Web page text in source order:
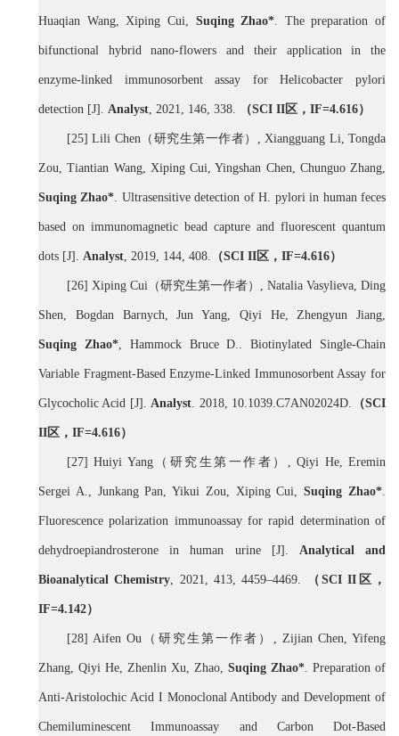
Huaqian Wang, Xiping Cui, Suqing Zhao*. The preparation of
bifunctional hybrid nano-flowers and their application in the
enzyme-linked immunosorbent assay for Helicobacter pylori
detection [J]. Analyst, 2021, 146, 338. （SCI II区， IF=4.616）
[25]Lili Chen（研究生第一作者） , Xiangguang Li, Tongda
Zou, Tiantian Wang, Xiping Cui, Yingshan Chen, Chunguo Zhang,
Suqing Zhao*. Ultrasensitive detection of H. pylori in human feces
based on immunomagnetic bead capture and fluorescent quantum
dots [J]. Analyst, 2019, 144, 408. （SCI II区， IF=4.616）
[26] Xiping Cui （研究生第一作者） , Natalia Vasylieva, Ding
Shen, Bogdan Barnych, Jun Yang, Qiyi He, Zhengyun Jiang,
Suqing Zhao*, Hammock Bruce D.. Biotinylated Single-Chain
Variable Fragment-Based Enzyme-Linked Immunosorbent Assay for
Glycocholic Acid [J].Analyst. 2018, 10.1039.C7AN02024D. （SCI
II区， IF=4.616）
[27] Huiyi Yang（研究生第一作者） , Qiyi He, Eremin
Sergei A., Junkang Pan, Yikui Zou, Xiping Cui,Suqing Zhao*.
Fluorescence polarization immunoassay for rapid determination of
dehydroepiandrosterone in human urine [J]. Analytical and
Bioanalytical Chemistry, 2021, 413, 4459–4469. （SCI II 区，
IF=4.142）
[28] Aifen Ou （研究生第一作者） , Zijian Chen, Yifeng
Zhang, Qiyi He, Zhenlin Xu, Zhao, Suqing Zhao*. Preparation of
Anti-Aristolochic Acid I Monoclonal Antibody and Development of
Chemiluminescent Immunoassay and Carbon Dot-Based